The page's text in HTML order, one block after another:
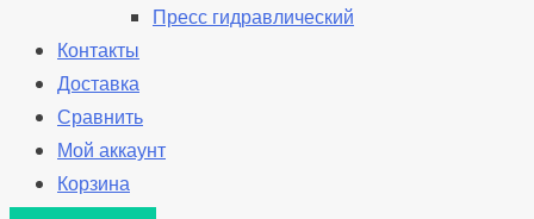
Пресс гидравлический
Контакты
Доставка
Сравнить
Мой аккаунт
Корзина